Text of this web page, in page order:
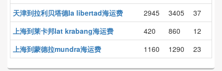
天津到拉利贝塔德la libertad海运费
2945 3405
37
上海到莱卡邦lat krabang海运费
420 860
12
上海到蒙德拉mundra海运费
1160 1290 23